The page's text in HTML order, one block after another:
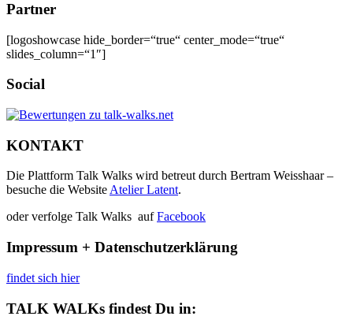
Partner
[logoshowcase hide_border=“true“ center_mode=“true“
slides_column=“1″]
Social
KONTAKT
Die Plattform Talk Walks wird betreut durch Bertram Weisshaar –
besuche die Website Atelier Latent.
oder verfolge Talk Walks aufFacebook
Impressum + Datenschutzerklärung
findet sich hier
TALK WALKs findest Du in: